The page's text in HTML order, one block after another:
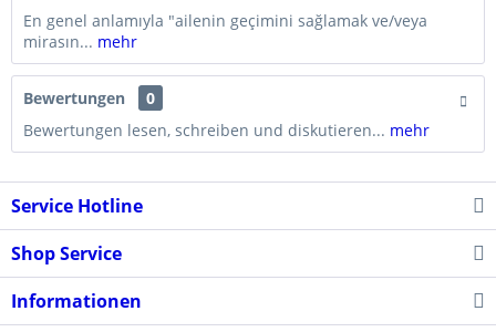
En genel anlamıyla "ailenin geçimini sağlamak ve/veya
mirasın... mehr
Bewertungen
0
Bewertungen lesen, schreiben und diskutieren... mehr
Service Hotline
Shop Service
Informationen